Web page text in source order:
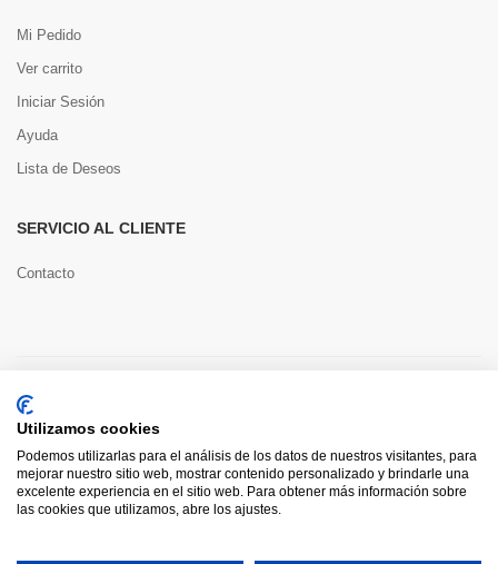
Mi Pedido
Ver carrito
Iniciar Sesión
Ayuda
Lista de Deseos
SERVICIO AL CLIENTE
Contacto
0
Utilizamos cookies
Podemos utilizarlas para el análisis de los datos de nuestros visitantes, para
mejorar nuestro sitio web, mostrar contenido personalizado y brindarle una
excelente experiencia en el sitio web. Para obtener más información sobre
las cookies que utilizamos, abre los ajustes.